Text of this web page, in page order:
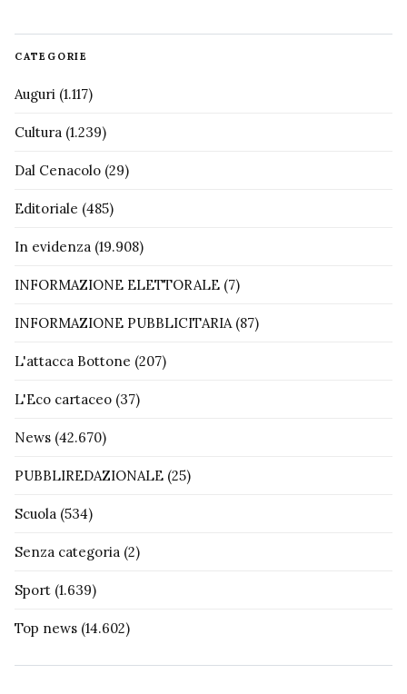
CATEGORIE
Auguri (1.117)
Cultura (1.239)
Dal Cenacolo (29)
Editoriale (485)
In evidenza (19.908)
INFORMAZIONE ELETTORALE (7)
INFORMAZIONE PUBBLICITARIA(87)
L'attacca Bottone (207)
L'Eco cartaceo (37)
News (42.670)
PUBBLIREDAZIONALE (25)
Scuola (534)
Senza categoria (2)
Sport (1.639)
Top news (14.602)